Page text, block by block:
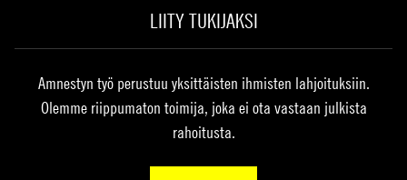
LIITY TUKIJAKSI
Amnestyn työ perustuu yksittäisten ihmisten lahjoituksiin.
Olemme riippumaton toimija, joka ei ota vastaan julkista
rahoitusta.